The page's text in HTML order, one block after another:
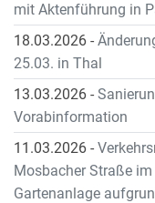
mit Aktenführung in
18.03.2026 -
25.03. in Thal
13.03.2026 -
Vorabinformation
11.03.2026 -
Mosbacher Straße
Gartenanlage